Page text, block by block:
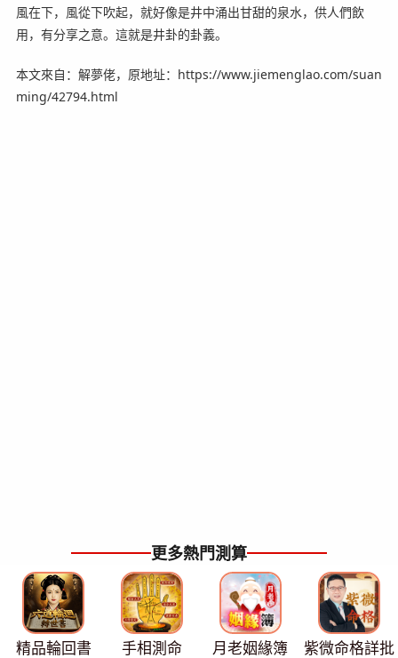
風在下，風從下吹起，就好像是井中涌出甘甜的泉水，供人們飲
用，有分享之意。這就是井卦的卦義。
本文來自：解夢佬，原地址：https://www.jiemenglao.com/suan
ming/42794.html
更多熱門測算
精品輪回書 手相測命 月老姻緣簿 紫微命格詳批